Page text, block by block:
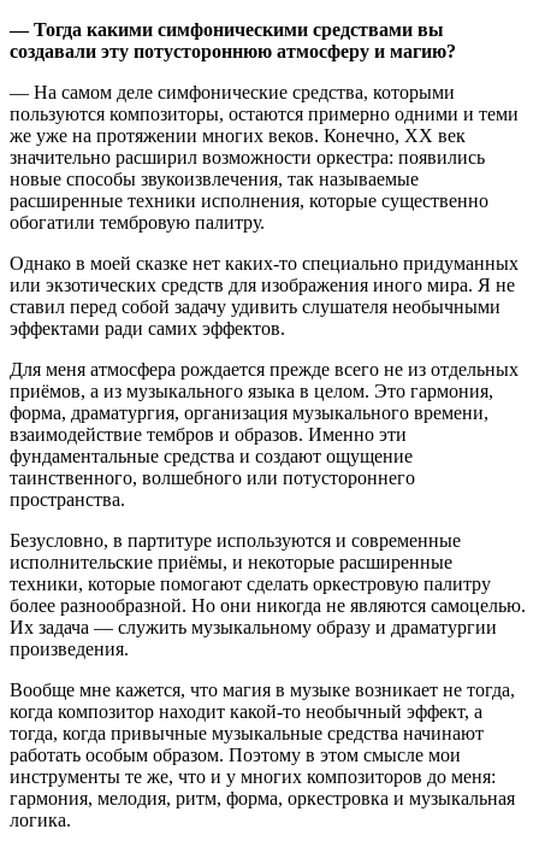
— Тогда какими симфоническими средствами вы
создавали эту потустороннюю атмосферу и магию?
— На самом деле симфонические средства, которыми
пользуются композиторы, остаются примерно одними и теми
же уже на протяжении многих веков. Конечно, XX век
значительно расширил возможности оркестра: появились
новые способы звукоизвлечения, так называемые
расширенные техники исполнения, которые существенно
обогатили тембровую палитру.
Однако в моей сказке нет каких-то специально придуманных
или экзотических средств для изображения иного мира. Я не
ставил перед собой задачу удивить слушателя необычными
эффектами ради самих эффектов.
Для меня атмосфера рождается прежде всего не из отдельных
приёмов, а из музыкального языка в целом. Это гармония,
форма, драматургия, организация музыкального времени,
взаимодействие тембров и образов. Именно эти
фундаментальные средства и создают ощущение
таинственного, волшебного или потустороннего
пространства.
Безусловно, в партитуре используются и современные
исполнительские приёмы, и некоторые расширенные
техники, которые помогают сделать оркестровую палитру
более разнообразной. Но они никогда не являются самоцелью.
Их задача — служить музыкальному образу и драматургии
произведения.
Вообще мне кажется, что магия в музыке возникает не тогда,
когда композитор находит какой-то необычный эффект, а
тогда, когда привычные музыкальные средства начинают
работать особым образом. Поэтому в этом смысле мои
инструменты те же, что и у многих композиторов до меня:
гармония, мелодия, ритм, форма, оркестровка и музыкальная
логика.